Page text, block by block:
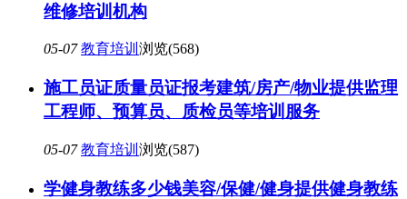
维修培训机构
05-07 教育培训 浏览(568)
施工员证质量员证报考建筑/房产/物业提供监理
工程师、预算员、质检员等培训服务
05-07 教育培训 浏览(587)
学健身教练多少钱美容/保健/健身提供健身教练